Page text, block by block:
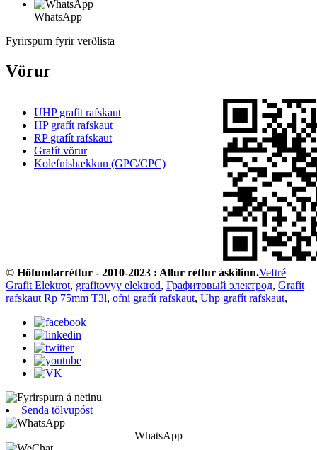
WhatsApp
Fyrirspurn fyrir verðlista
Vörur
UHP grafít rafskaut
HP grafít rafskaut
RP grafít rafskaut
Grafít vörur
Kolefnishækkun (GPC/CPC)
© Höfundarréttur - 2010-2023 : Allur réttur áskilinn.Veftré
Grafit Elektrot, grafitovyy elektrod, Графитовый электрод, Grafít
rafskaut Rp 75mm T3l, ofni grafít rafskaut, Uhp grafít rafskaut,
Senda tölvupóst
WhatsApp